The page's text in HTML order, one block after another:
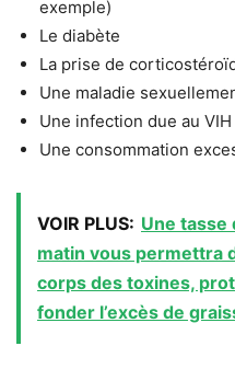
exemple)
Le diabète
La prise de
Une maladie
Une infection due au VIH
Une consommation
VOIR PLUS: Une tasse
matin vous permettra
corps des toxines,
fonder l’excès de